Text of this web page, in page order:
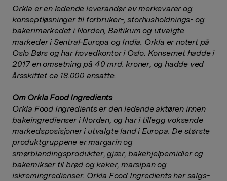
Orkla er en ledende leverandør av merkevarer og
konseptløsninger til forbruker-, storhusholdnings- og
bakerimarkedet i Norden, Baltikum og utvalgte
markeder i Sentral-Europa og India. Orkla er notert på
Oslo Børs og har hovedkontor i Oslo. Konsernet hadde i
2017 en omsetning på 40 mrd. kroner, og hadde ved
årsskiftet ca 18.000 ansatte.
Om Orkla Food Ingredients
Orkla Food Ingredients er den ledende aktøren innen
bakeingredienser i Norden, og har i tillegg voksende
markedsposisjoner i utvalgte land i Europa. De største
produktgruppene er margarin og
smørblandingsprodukter, gjær, bakehjelpemidler og
bakemikser til brød og kaker, marsipan og
iskremingredienser. Orkla Food Ingredients har salgs-